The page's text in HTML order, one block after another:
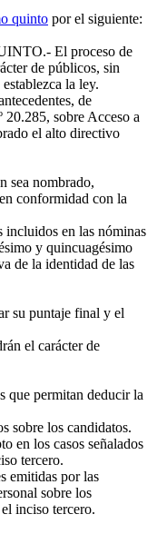
quinto por el siguiente:
El proceso de
de públicos, sin
la ley.
de
sobre Acceso a
el alto directivo
sea nombrado,
conformidad con la
en las nóminas
y quincuagésimo
de la identidad de las
su puntaje final y el
el carácter de
que permitan deducir la
sobre los candidatos.
en los casos señalados
tercero.
emitidas por las
sobre los
inciso tercero.